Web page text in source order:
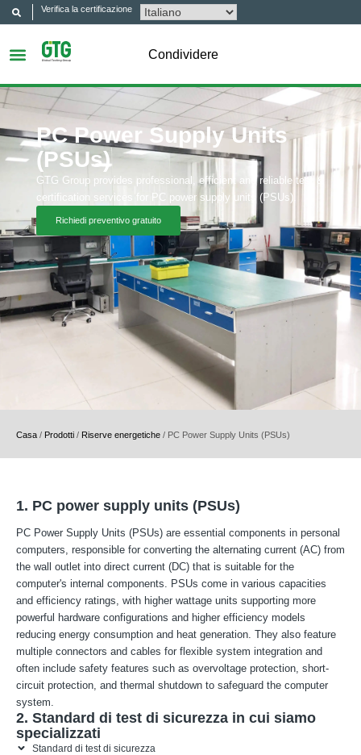
Verifica la certificazione
Condividere
PC Power Supply Units
(PSUs)
GTG Group provides professional, efficient and reliable test &
certification services for PC power supply units (PSUs).
Richiedi preventivo gratuito
Casa / Prodotti / Riserve energetiche / PC Power Supply Units (PSUs)
1. PC power supply units (PSUs)
PC Power Supply Units (PSUs) are essential components in personal
computers, responsible for converting the alternating current (AC) from
the wall outlet into direct current (DC) that is suitable for the
computer's internal components. PSUs come in various capacities
and efficiency ratings, with higher wattage units supporting more
powerful hardware configurations and higher efficiency models
reducing energy consumption and heat generation. They also feature
multiple connectors and cables for flexible system integration and
often include safety features such as overvoltage protection, short-
circuit protection, and thermal shutdown to safeguard the computer
system.
2. Standard di test di sicurezza in cui siamo
specializzati
Standard di test di sicurezza